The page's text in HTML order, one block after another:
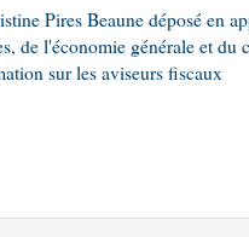
Pires Beaune déposé en
de l'économie générale et du
sur les aviseurs fiscaux